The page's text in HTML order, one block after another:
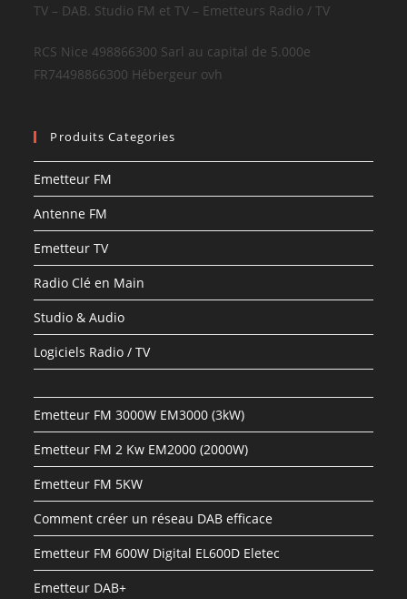
TV – DAB. Studio FM et TV – Emetteurs Radio / TV
RCS Nice 498866300 Sarl au capital de 5.000e
FR74498866300 Hébergeur ovh
Produits Categories
Emetteur FM
Antenne FM
Emetteur TV
Radio Clé en Main
Studio & Audio
Logiciels Radio / TV
Emetteur FM 3000W EM3000 (3kW)
Emetteur FM 2 Kw EM2000 (2000W)
Emetteur FM 5KW
Comment créer un réseau DAB efficace
Emetteur FM 600W Digital EL600D Eletec
Emetteur DAB+